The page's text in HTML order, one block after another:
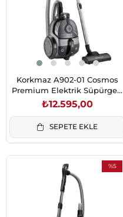
Korkmaz A902-01 Cosmos
Premium Elektrik Süpürgesi
Antrasit/Siyah
₺12.595,00
SEPETE EKLE
%5